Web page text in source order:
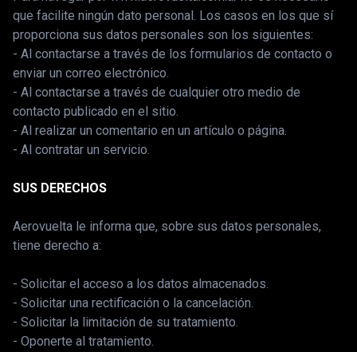
que facilite ningún dato personal. Los casos en los que sí
proporciona sus datos personales son los siguientes:
- Al contactarse a través de los formularios de contacto o
enviar un correo electrónico.
- Al contactarse a través de cualquier otro medio de
contacto publicado en el sitio.
- Al realizar un comentario en un artículo o página.
- Al contratar un servicio.
SUS DERECHOS
Aerovuelta le informa que, sobre sus datos personales,
tiene derecho a:
- Solicitar el acceso a los datos almacenados.
- Solicitar una rectificación o la cancelación.
- Solicitar la limitación de su tratamiento.
- Oponerte al tratamiento.